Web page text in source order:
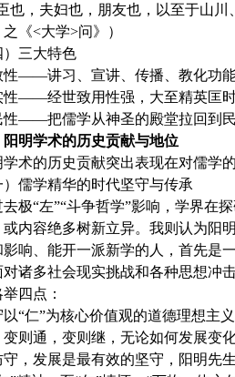
也，夫妇也，朋友也，以至于山
《<大学>问》）
）三大特色
性——讲习、宣讲、传播、教化功
性——经世致用性强，大至精英匡
性——把儒学从神圣的殿堂拉回到
阳明学术的历史贡献与地位
学术的历史贡献突出表现在对儒学
）儒学精华的时代坚守与传承
去极“左”“斗争哲学”影响，学界在
或内容绝多树新立异。我则认为阳
影响、能开一派新学的人，首先是
对诸多社会现实挑战和各种思想冲
四点：
以“仁”为核心价值观的道德理想主
变则通，变则继，无论如何发展变
守，发展是最有效的坚守，阳明先